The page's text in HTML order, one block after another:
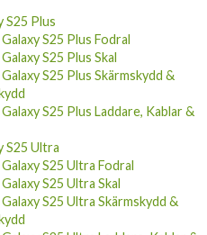
S25 Plus
S25 Plus Fodral
S25 Plus Skal
S25 Plus Skärmskydd &
S25 Plus Laddare, Kablar &
S25 Ultra
S25 Ultra Fodral
S25 Ultra Skal
S25 Ultra Skärmskydd &